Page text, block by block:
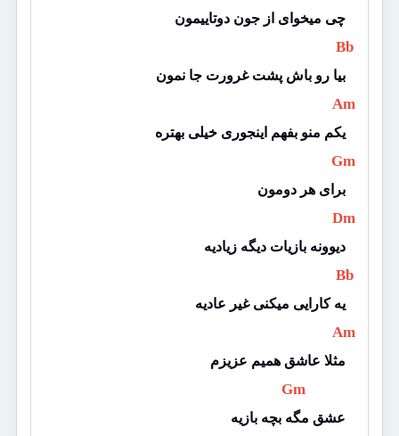
چی میخوای از جون دوتاییمون
Bb
بیا رو باش پشت غرورت جا نمون
Am
یکم منو بفهم اینجوری خیلی بهتره
Gm
برای هر دومون
Dm
دیوونه بازیات دیگه زیادیه
Bb
یه کارایی میکنی غیر عادیه
Am
مثلا عاشق همیم عزیزم
Gm
عشق مگه بچه بازیه